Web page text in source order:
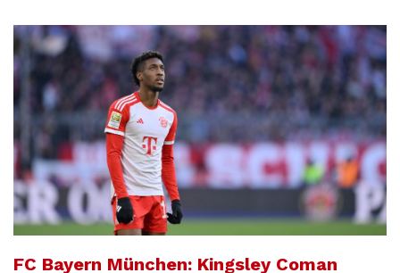
FC Bayern München: Kingsley Coman